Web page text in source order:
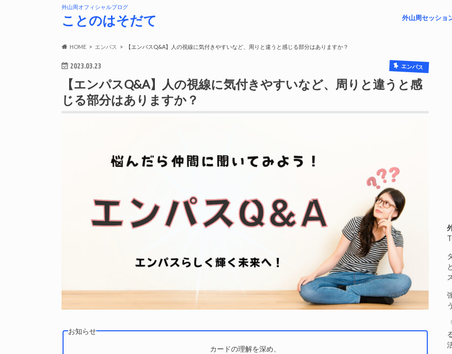
外山周オフィシャルブログ
ことのはそだて 外山周セッショ
HOME エンパス 【エンパスQ&A】人の視線に気付きやすいなど、周りと違うと感じる部分はありますか？
2023.03.23 エンパス
【エンパスQ&A】人の視線に気付きやすいなど、周りと違うと感
じる部分はありますか？
お知らせ
カードの理解を深め、